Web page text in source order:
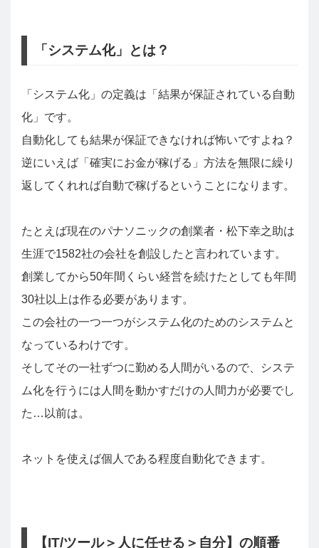
「システム化」とは？
「システム化」の定義は「結果が保証されている自動
化」です。
自動化しても結果が保証できなければ怖いですよね？
逆にいえば「確実にお金が稼げる」方法を無限に繰り
返してくれれば自動で稼げるということになります。
たとえば現在のパナソニックの創業者・松下幸之助は
生涯で1582社の会社を創設したと言われています。
創業してから50年間くらい経営を続けたとしても年間
30社以上は作る必要があります。
この会社の一つ一つがシステム化のためのシステムと
なっているわけです。
そしてその一社ずつに勤める人間がいるので、システ
ム化を行うには人間を動かすだけの人間力が必要でし
た…以前は。
ネットを使えば個人である程度自動化できます。
【IT/ツール＞人に任せる＞自分】の順番